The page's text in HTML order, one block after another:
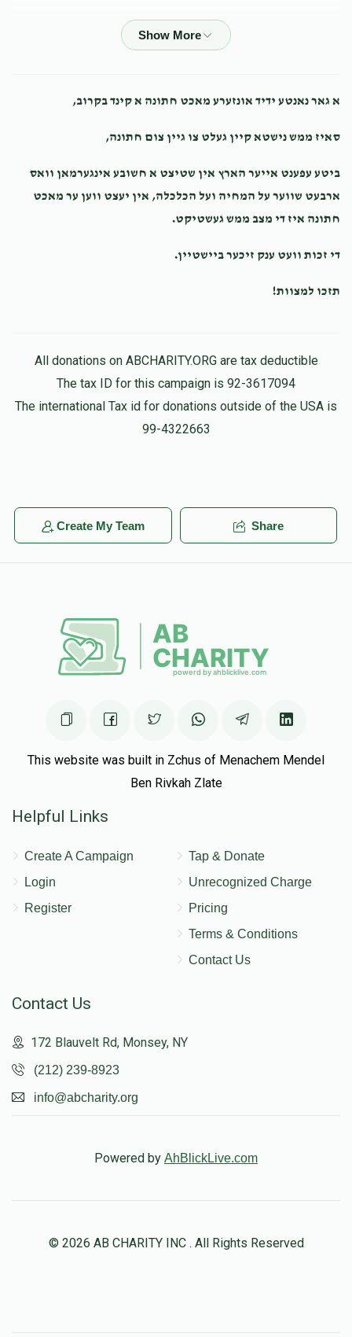
Shmili Oberlander
Naftali MoskowitzShmili Oberlander
Moshe Zev WolcowitzShmili Oberlander
9 months ago $300.00
$1,000.00
א גאר נאנטע ידיד אונזערע מאכט חתונה א קינד בקרוב,
סאיז ממש נישטא קיין געלט צו גיין צום חתונה,
ביטע עפענט אייער הארץ אין שטיצט א חשובע אינגערמאן וואס
ארבעט שווער על המחיה ועל הכלכלה, אין יעצט ווען ער מאכט
חתונה איז די מצב ממש געשטיקט.
די זכות וועט ענק זיכער ביישטיין.
תזכו למצוות!
All donations on ABCHARITY.ORG are tax deductible
The tax ID for this campaign is 92-3617094
The international Tax id for donations outside of the USA is
99-4322663
Create My Team Share
This website was built in Zchus of Menachem Mendel
Ben Rivkah Zlate
Helpful Links
Create A Campaign
Login
Register
Tap & Donate
Unrecognized Charge
Pricing
Terms & Conditions
Contact Us
Contact Us
172 Blauvelt Rd, Monsey, NY
(212) 239-8923
info@abcharity.org
Powered by AhBlickLive.com
© 2026 AB CHARITY INC . All Rights Reserved